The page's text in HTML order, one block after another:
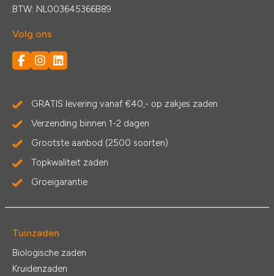
BTW: NL003645366B89
Volg ons
GRATIS levering vanaf €40,- op zakjes zaden
Verzending binnen 1-2 dagen
Grootste aanbod (2500 soorten)
Topkwaliteit zaden
Groeigarantie
Tuinzaden
Biologische zaden
Kruidenzaden